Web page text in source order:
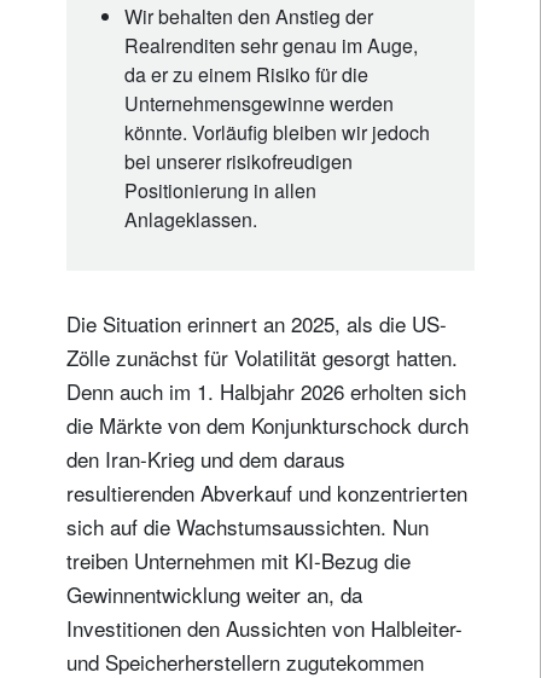
Wir behalten den Anstieg der
Realrenditen sehr genau im Auge,
da er zu einem Risiko für die
Unternehmensgewinne werden
könnte. Vorläufig bleiben wir jedoch
bei unserer risikofreudigen
Positionierung in allen
Anlageklassen.
Die Situation erinnert an 2025, als die US-
Zölle zunächst für Volatilität gesorgt hatten.
Denn auch im 1. Halbjahr 2026 erholten sich
die Märkte von dem Konjunkturschock durch
den Iran-Krieg und dem daraus
resultierenden Abverkauf und konzentrierten
sich auf die Wachstumsaussichten. Nun
treiben Unternehmen mit KI-Bezug die
Gewinnentwicklung weiter an, da
Investitionen den Aussichten von Halbleiter-
und Speicherherstellern zugutekommen